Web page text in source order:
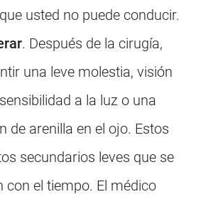
usted no puede conducir.
. Después de la cirugía,
una leve molestia, visión
a la luz o una
de arenilla en el ojo. Estos
secundarios leves que se
con el tiempo. El médico